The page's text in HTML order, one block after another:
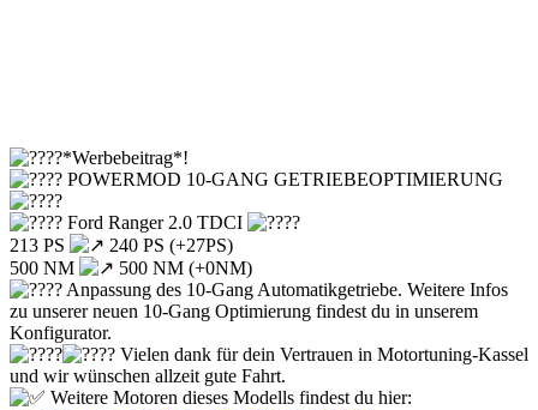
*Werbebeitrag*!
POWERMOD 10-GANG GETRIEBEOPTIMIERUNG
Ford Ranger 2.0 TDCI
213 PS
240 PS (+27PS)
500 NM
500 NM (+0NM)
Anpassung des 10-Gang Automatikgetriebe. Weitere Infos
zu unserer neuen 10-Gang Optimierung findest du in unserem
Konfigurator.
Vielen dank für dein Vertrauen in Motortuning-Kassel
und wir wünschen allzeit gute Fahrt.
Weitere Motoren dieses Modells findest du hier: